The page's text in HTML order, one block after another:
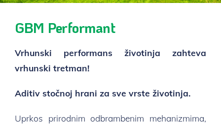
GBM Performant
Vrhunski performans životinja zahteva
vrhunski tretman!
Aditiv stočnoj hrani za sve vrste životinja.
Uprkos prirodnim odbrambenim mehanizmima,